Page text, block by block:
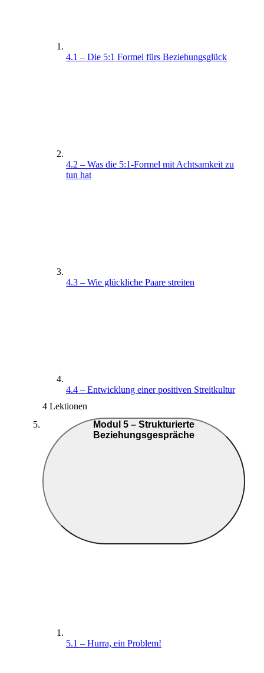
4.1 – Die 5:1 Formel fürs Beziehungsglück
4.2 – Was die 5:1-Formel mit Achtsamkeit zu
tun hat
4.3 – Wie glückliche Paare streiten
4.4 – Entwicklung einer positiven Streitkultur
4 Lektionen
Modul 5 – Strukturierte
Beziehungsgespräche
5.1 – Hurra, ein Problem!